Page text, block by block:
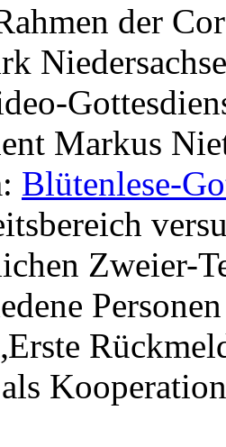
der
Markus
Blütenlese-
Zweier-